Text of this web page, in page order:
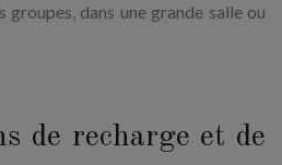
dans une grande salle ou
de recharge et de